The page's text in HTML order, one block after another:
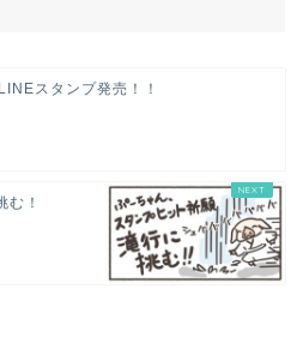
スタンプ発売！！
む！